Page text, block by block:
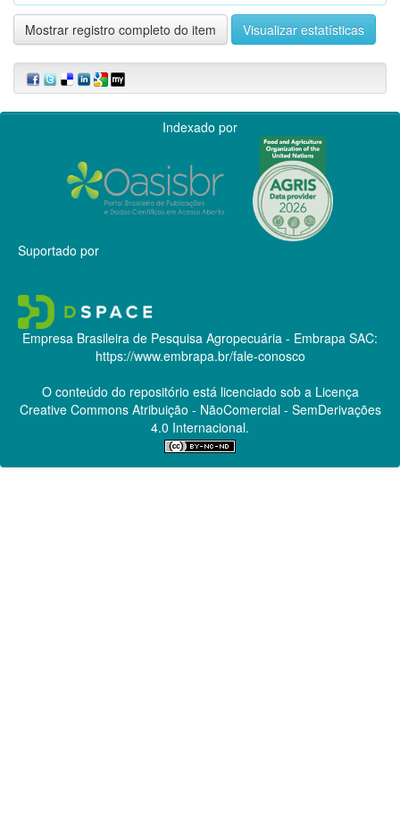
Mostrar registro completo do item Visualizar estatísticas
Indexado por
Suportado por
Empresa Brasileira de Pesquisa Agropecuária - Embrapa SAC:
https://www.embrapa.br/fale-conosco
O conteúdo do repositório está licenciado sob a Licença
Creative CommonsAtribuição - NãoComercial - SemDerivações
4.0 Internacional.